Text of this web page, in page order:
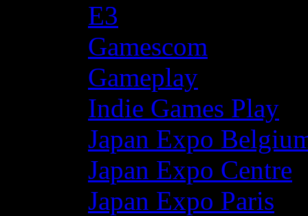
E3
Gamescom
Gameplay
Indie Games Play
Japan Expo
Japan Expo Centre
Japan Expo Paris